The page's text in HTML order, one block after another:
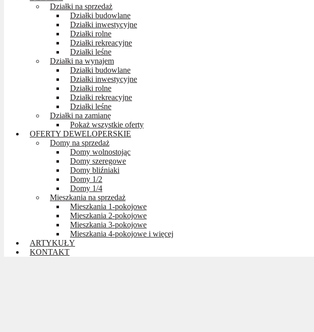
Działki na sprzedaż
Działki budowlane
Działki inwestycyjne
Działki rolne
Działki rekreacyjne
Działki leśne
Działki na wynajem
Działki budowlane
Działki inwestycyjne
Działki rolne
Działki rekreacyjne
Działki leśne
Działki na zamianę
Pokaż wszystkie oferty
OFERTY DEWELOPERSKIE
Domy na sprzedaż
Domy wolnostojąc
Domy szeregowe
Domy bliźniaki
Domy 1/2
Domy 1/4
Mieszkania na sprzedaż
Mieszkania 1-pokojowe
Mieszkania 2-pokojowe
Mieszkania 3-pokojowe
Mieszkania 4-pokojowe i więcej
ARTYKUŁY
KONTAKT